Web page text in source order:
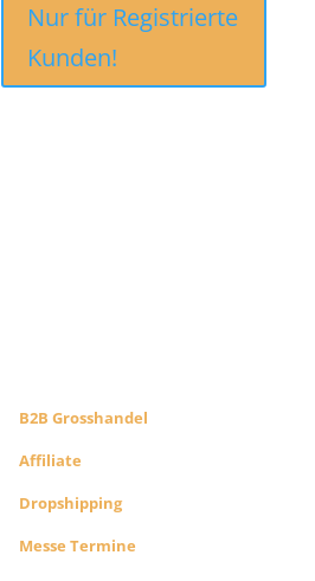
Nur für Registrierte
Kunden!
B2B Grosshandel
Affiliate
Dropshipping
Messe Termine